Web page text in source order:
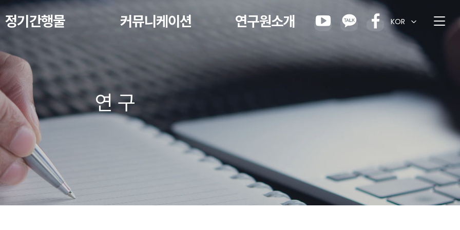
정기간행물 커뮤니케이션 연구원소개 KOR
연 구